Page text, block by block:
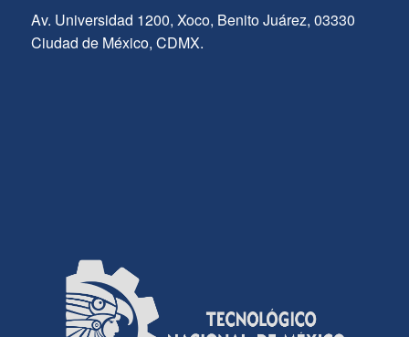
Av. Universidad 1200, Xoco, Benito Juárez, 03330
Ciudad de México, CDMX.